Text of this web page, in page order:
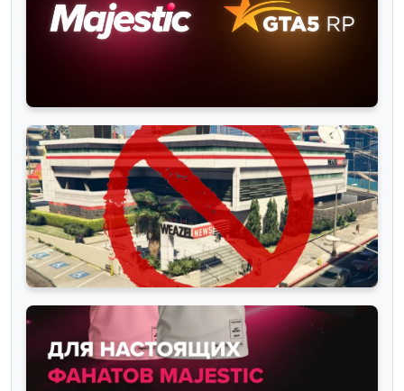
— просмотры — комментарии
Новости
Majestic купил проект GTA5RP война
окончена, что будет с Ra...
— просмотры — комментарии
Новости
Бунт игроков маджестик рп! петиция за
обновление WEAZEL NEW...
— просмотры